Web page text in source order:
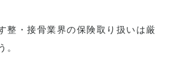
整・接骨業界の保険取り扱いは厳
。